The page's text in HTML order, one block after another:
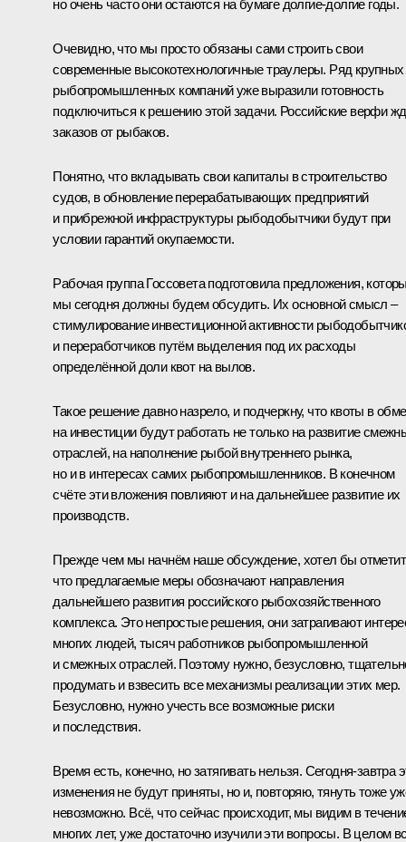
но очень часто они остаются на бумаге долгие-долгие годы.
Очевидно, что мы просто обязаны сами строить свои
современные высокотехнологичные траулеры. Ряд крупных
рыбопромышленных компаний уже выразили готовность
подключиться к решению этой задачи. Российские верфи
заказов от рыбаков.
Понятно, что вкладывать свои капиталы в строительство
судов, в обновление перерабатывающих предприятий
и прибрежной инфраструктуры рыбодобытчики будут при
условии гарантий окупаемости.
Рабочая группа Госсовета подготовила предложения,
мы сегодня должны будем обсудить. Их основной смысл –
стимулирование инвестиционной активности
и переработчиков путём выделения под их расходы
определённой доли квот на вылов.
Такое решение давно назрело, и подчеркну, что квоты в
на инвестиции будут работать не только на развитие
отраслей, на наполнение рыбой внутреннего рынка,
но и в интересах самих рыбопромышленников. В конечном
счёте эти вложения повлияют и на дальнейшее развитие их
производств.
Прежде чем мы начнём наше обсуждение, хотел бы
что предлагаемые меры обозначают направления
дальнейшего развития российского рыбохозяйственного
комплекса. Это непростые решения, они затрагивают
многих людей, тысяч работников рыбопромышленной
и смежных отраслей. Поэтому нужно, безусловно,
продумать и взвесить все механизмы реализации этих мер.
Безусловно, нужно учесть все возможные риски
и последствия.
Время есть, конечно, но затягивать нельзя. Сегодня-завтра
изменения не будут приняты, но и, повторяю, тянуть тоже
невозможно. Всё, что сейчас происходит, мы видим в
многих лет, уже достаточно изучили эти вопросы. В целом